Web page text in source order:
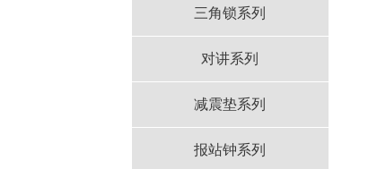
三角锁系列
对讲系列
减震垫系列
报站钟系列